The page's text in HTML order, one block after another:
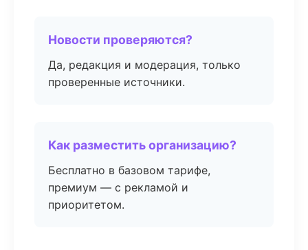
Новости проверяются?
Да, редакция и модерация, только
проверенные источники.
Как разместить организацию?
Бесплатно в базовом тарифе,
премиум — с рекламой и
приоритетом.